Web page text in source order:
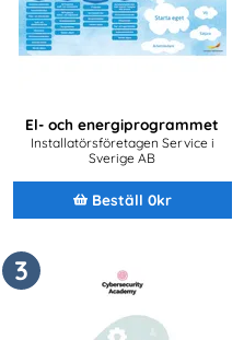
El- och energiprogrammet
Installatörsföretagen Service i
Sverige AB
Beställ 0kr
3